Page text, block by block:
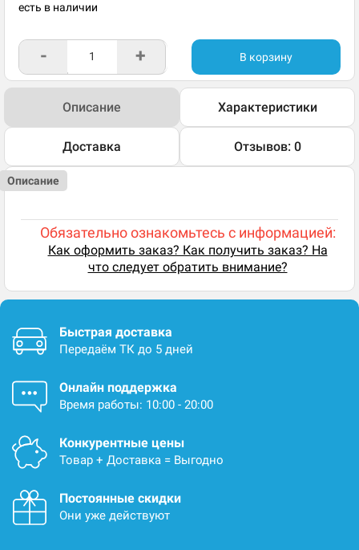
есть в наличии
- + В корзину
Описание Характеристики
Доставка Отзывов: 0
Описание
Обязательно ознакомьтесь с информацией:
Как оформить заказ? Как получить заказ? На
что следует обратить внимание?
Быстрая доставка
Передаём ТК до 5 дней
Онлайн поддержка
Время работы: 10:00 - 20:00
Конкурентные цены
Товар + Доставка = Выгодно
Постоянные скидки
Они уже действуют